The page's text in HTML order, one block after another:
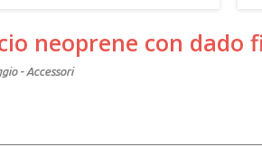
neoprene con dado
- Accessori